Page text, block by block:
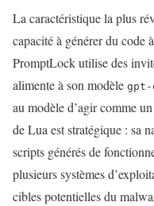
La caractéristique la plus
capacité à générer du code
PromptLock utilise des
alimente à son modèle gpt-
au modèle d’agir comme
de Lua est stratégique : sa
scripts générés de
plusieurs systèmes
cibles potentielles du